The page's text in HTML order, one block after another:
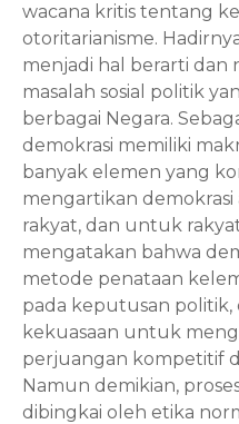
wacana kritis tentang
otoritarianisme.
menjadi hal berarti dan
masalah sosial politik
berbagai Negara.
demokrasi memiliki
banyak elemen yang
mengartikan demokrasi
rakyat, dan untuk
mengatakan bahwa
metode penataan
pada keputusan politik,
kekuasaan untuk
perjuangan kompetitif
Namun demikian,
dibingkai oleh etika